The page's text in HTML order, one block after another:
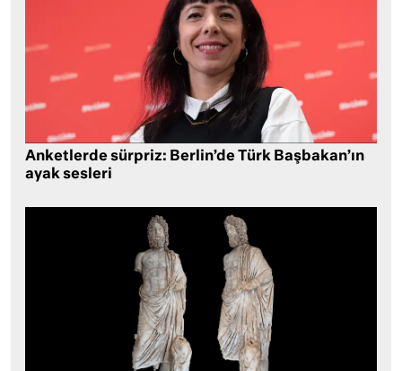
Anketlerde sürpriz: Berlin’de Türk Başbakan’ın
ayak sesleri